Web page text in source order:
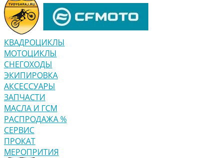
КВАДРОЦИКЛЫ
МОТОЦИКЛЫ
СНЕГОХОДЫ
ЭКИПИРОВКА
АКСЕССУАРЫ
ЗАПЧАСТИ
МАСЛА И ГСМ
РАСПРОДАЖА %
СЕРВИС
ПРОКАТ
МЕРОПРИТИЯ